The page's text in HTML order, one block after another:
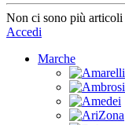
Non ci sono più
Accedi
Marche